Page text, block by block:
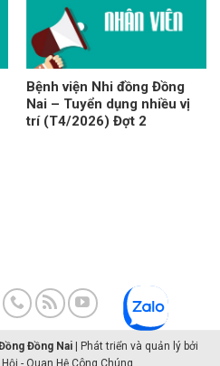
Bệnh viện Nhi đồng Đồng
Nai – Tuyển dụng nhiều vị
trí (T4/2026) Đợt 2
Đồng Nai | Phát triển và quản lý bởi
- Quan Hệ Công Chúng